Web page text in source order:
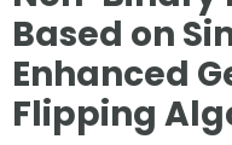
Based on
Enhanced
Flipping